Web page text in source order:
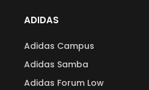
ADIDAS
Adidas Campus
Adidas Samba
Adidas Forum Low